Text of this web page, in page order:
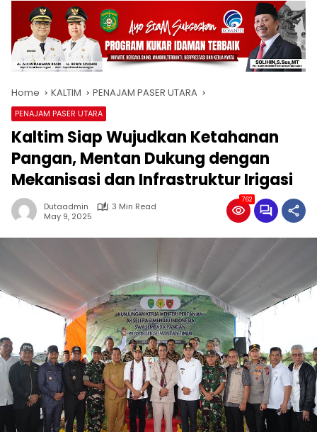
Home KALTIM PENAJAM PASER UTARA
PENAJAM PASER UTARA
Kaltim Siap Wujudkan Ketahanan
Pangan, Mentan Dukung dengan
Mekanisasi dan Infrastruktur Irigasi
Dutaadmin
3 Min Read
May 9, 2025
762